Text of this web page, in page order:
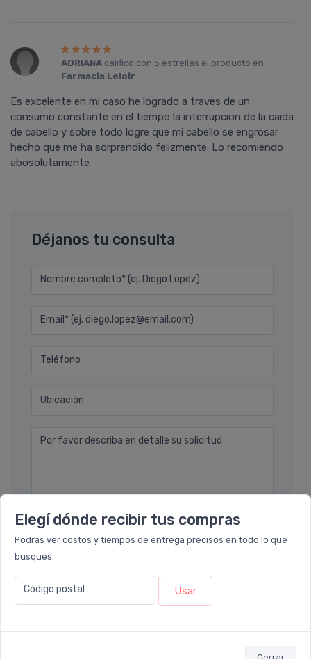
Elegí dónde recibir tus compras
Podrás ver costos y tiempos de entrega precisos en todo lo que
busques.
Código postal Usar
ADRIANA calificó con 5 estrellas el producto en
Farmacia Leloir.
Es excelente en mi caso he logrado a traves de un
consumo constante en el tiempo la interrupcion de la caida
de cabello y sobre todo logre que mi cabello se engrosar
hecho que me ha sorprendido felizmente. Lo recomiendo
abosolutamente
Déjanos tu consulta
Nombre completo* (ej. Diego Lopez)
Email* (ej. diego.lopez@email.com)
Teléfono
Ubicación
Por favor describa en detalle su solicitud
Enviar consulta